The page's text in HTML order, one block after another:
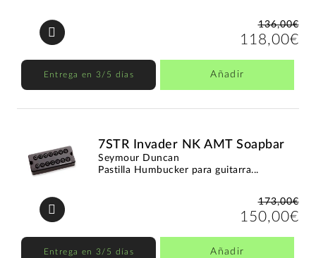
136,00€
118,00€
Entrega en 3/5 días Añadir
7STR Invader NK AMT Soapbar
Seymour Duncan
Pastilla Humbucker para guitarra...
173,00€
150,00€
Entrega en 3/5 días Añadir